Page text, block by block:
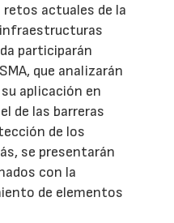
actuales de la
infraestructuras
participarán
que analizarán
aplicación en
de las barreras
de los
se presentarán
con la
de elementos